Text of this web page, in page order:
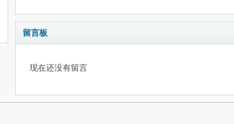
留言板
现在还没有留言